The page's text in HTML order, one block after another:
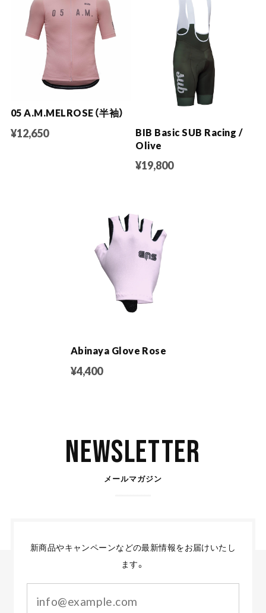
05 A.M.MELROSE（半袖）
¥12,650
BIB Basic SUB Racing /
Olive
¥19,800
Abinaya Glove Rose
¥4,400
Newsletter
メールマガジン
新商品やキャンペーンなどの最新情報をお届けいたし
ます。